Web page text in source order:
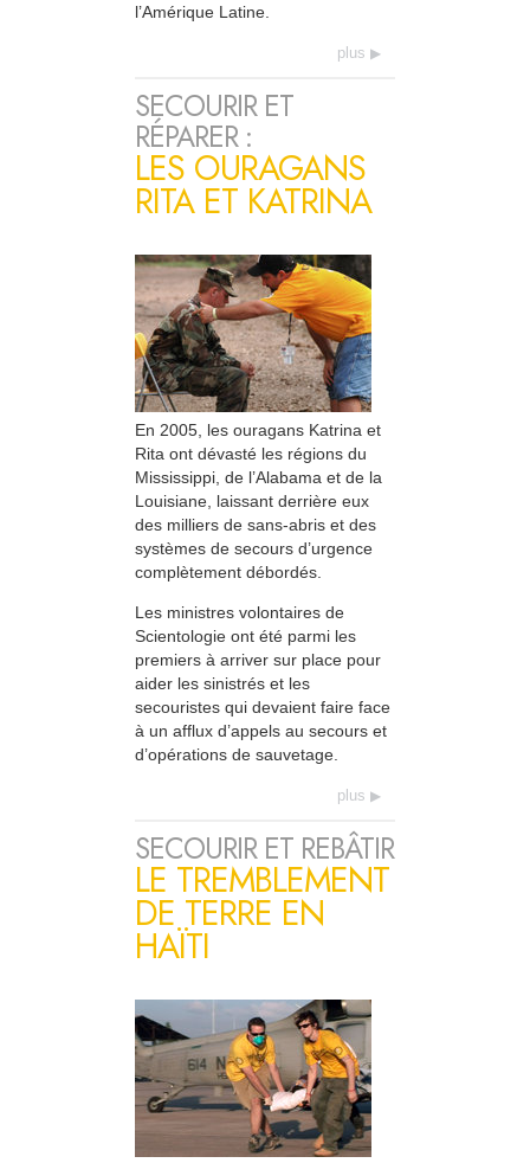
l’Amérique Latine.
plus
SECOURIR ET
RÉPARER :
LES OURAGANS
RITA ET KATRINA
En 2005, les ouragans Katrina et
Rita ont dévasté les régions du
Mississippi, de l’Alabama et de la
Louisiane, laissant derrière eux
des milliers de sans-abris et des
systèmes de secours d’urgence
complètement débordés.
Les ministres volontaires de
Scientologie ont été parmi les
premiers à arriver sur place pour
aider les sinistrés et les
secouristes qui devaient faire face
à un afflux d’appels au secours et
d’opérations de sauvetage.
plus
SECOURIR ET REBÂTIR
LE TREMBLEMENT
DE TERRE EN
HAÏTI